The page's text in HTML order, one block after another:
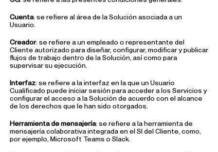
Cuenta: se refiere al área de la Solución asociada a un
Usuario.
Creador: se refiere a un empleado o representante del
Cliente autorizado para diseñar, configurar, modificar y publicar
flujos de trabajo dentro de la Solución, así como para
supervisar su ejecución.
Interfaz: se refiere a la interfaz en la que un Usuario
Cualificado puede iniciar sesión para acceder a los Servicios y
configurar el acceso a la Solución de acuerdo con el alcance
de los derechos que le han sido otorgados.
Herramienta de mensajería: se refiere a la herramienta de
mensajería colaborativa integrada en el SI del Cliente, como,
por ejemplo, Microsoft Teams o Slack.